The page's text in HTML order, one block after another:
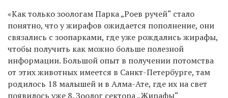
«Как только зоологам Парка „Роев ручей“ стало
понятно, что у жирафов ожидается пополнение, они
связались с зоопарками, где уже рождались жирафы,
чтобы получить как можно больше полезной
информации. Большой опыт в получении потомства
от этих животных имеется в Санкт-Петербурге, там
родилось 18 малышей и в Алма-Ате, где их на свет
появилось уже 8. Зоолог сектора „Жирафы“